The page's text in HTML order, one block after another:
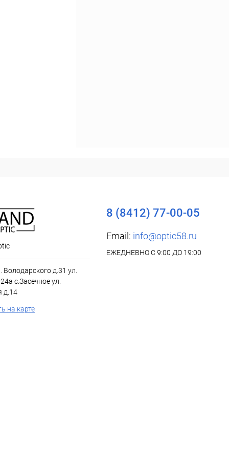
Володарского д.31 ул.
с.Засечное ул.
д.14
на карте
8 (8412) 77-00-05
Email: info@optic58.ru
ЕЖЕДНЕВНО С 9:00 ДО 19:00